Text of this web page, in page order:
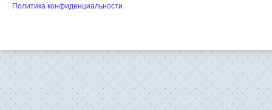
Политика конфиденциальности